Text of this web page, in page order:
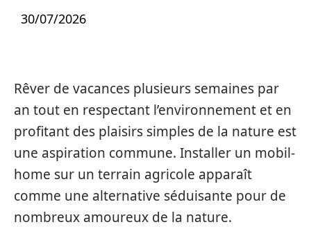
30/07/2026
Rêver de vacances plusieurs semaines par
an tout en respectant l’environnement et en
profitant des plaisirs simples de la nature est
une aspiration commune. Installer un mobil-
home sur un terrain agricole apparaît
comme une alternative séduisante pour de
nombreux amoureux de la nature.